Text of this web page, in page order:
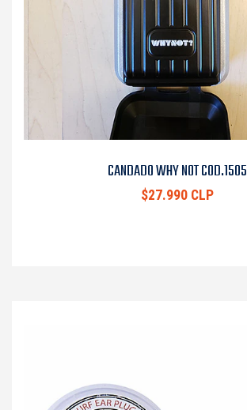
CANDADO WHY NOT COD.1505
$27.990 CLP